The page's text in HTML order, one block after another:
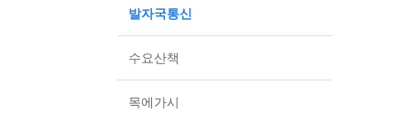
발자국통신
수요산책
목에가시